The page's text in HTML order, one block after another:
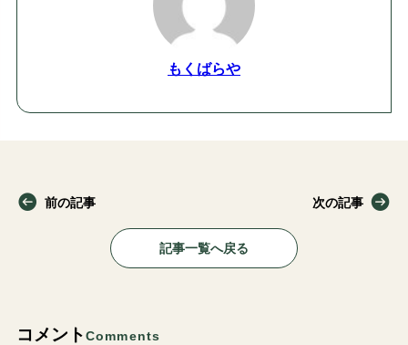
もくばらや
前の記事
記事一覧へ戻る
次の記事
コメントComments